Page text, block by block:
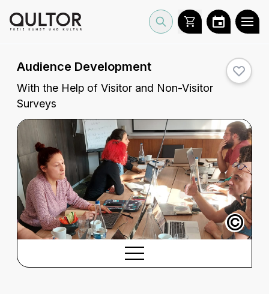
Audience Development
With the Help of Visitor and Non-Visitor
Surveys
©